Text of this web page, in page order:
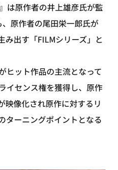
は原作者の井上雄彦氏が監
原作者の尾田栄一郎氏が
み出す「FILMシリーズ」と
ヒット作品の主流となって
イセンス権を獲得し、原作
映像化され原作に対するリ
ターニングポイントとなる